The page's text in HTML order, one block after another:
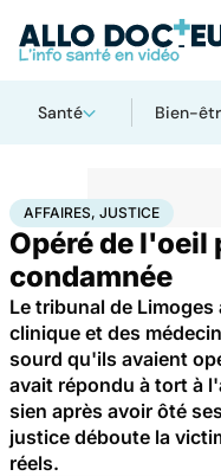
Santé Bien-
AccueilSantéSociétéJustice
AFFAIRES, JUSTICE
Opéré de l'oeil
condamnée
Le tribunal de
clinique et des
sourd qu'ils avaient
avait répondu à tort à
sien après avoir ôté
justice déboute la
réels.